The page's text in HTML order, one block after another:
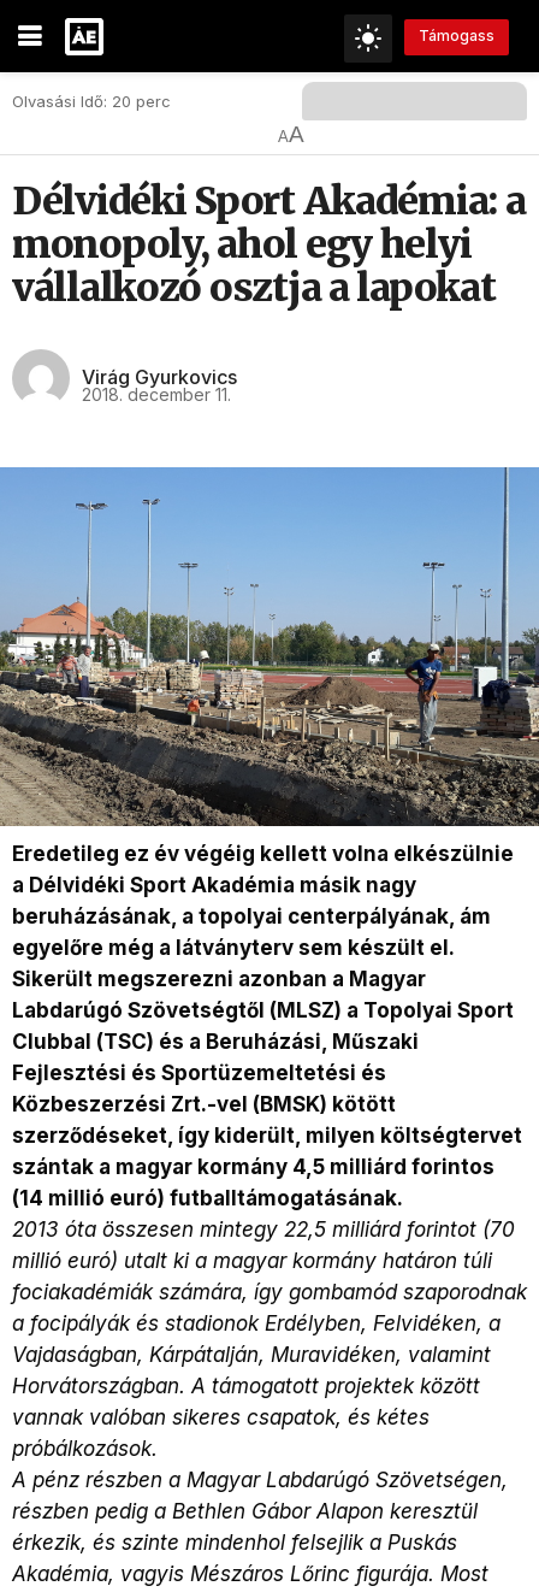
Támogass
Olvasási Idő: 20 perc
AA
Délvidéki Sport Akadémia: a
monopoly, ahol egy helyi
vállalkozó osztja a lapokat
Virág Gyurkovics
2018. december 11.
Eredetileg ez év végéig kellett volna elkészülnie
a Délvidéki Sport Akadémia másik nagy
beruházásának, a topolyai centerpályának, ám
egyelőre még a látványterv sem készült el.
Sikerült megszerezni azonban a Magyar
Labdarúgó Szövetségtől (MLSZ) a Topolyai Sport
Clubbal (TSC) és a Beruházási, Műszaki
Fejlesztési és Sportüzemeltetési és
Közbeszerzési Zrt.-vel (BMSK) kötött
szerződéseket, így kiderült, milyen költségtervet
szántak a magyar kormány 4,5 milliárd forintos
(14 millió euró) futballtámogatásának.
2013 óta összesen mintegy 22,5 milliárd forintot (70
millió euró) utalt ki a magyar kormány határon túli
fociakadémiák számára, így gombamód szaporodnak
a focipályák és stadionok Erdélyben, Felvidéken, a
Vajdaságban, Kárpátalján, Muravidéken, valamint
Horvátországban. A támogatott projektek között
vannak valóban sikeres csapatok, és kétes
próbálkozások.
A pénz részben a Magyar Labdarúgó Szövetségen,
részben pedig a Bethlen Gábor Alapon keresztül
érkezik, és szinte mindenhol felsejlik a Puskás
Akadémia, vagyis Mészáros Lőrinc figurája. Most